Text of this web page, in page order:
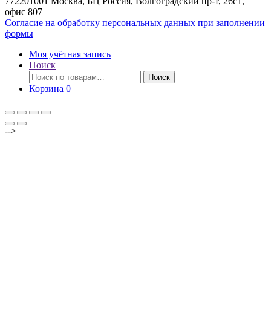
офис 807
Согласие на обработку персональных данных при заполнении
формы
Моя учётная запись
Поиск
Искать:
Поиск
Корзина 0
-->